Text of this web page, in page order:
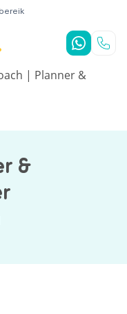
4,8/5
| Planner &
&